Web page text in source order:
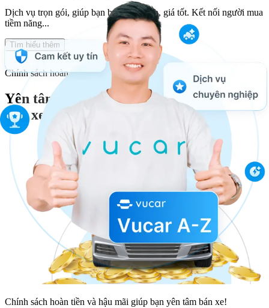
Dịch vụ trọn gói, giúp bạn bán xe nhanh, giá tốt. Kết nối người mua
tiềm năng...
Tìm hiểu thêm
Chính sách hoàn tiền
Yên tâm
bán xe
Chính sách hoàn tiền và hậu mãi giúp bạn yên tâm bán xe!